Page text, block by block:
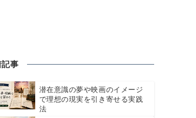
事
潜在意識の夢や映画のイメージ
で理想の現実を引き寄せる実践
法